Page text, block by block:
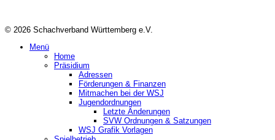
© 2026 Schachverband Württemberg e.V.
Menü
Home
Präsidium
Adressen
Förderungen & Finanzen
Mitmachen bei der WSJ
Jugendordnungen
Letzte Änderungen
SVW Ordnungen & Satzungen
WSJ Grafik Vorlagen